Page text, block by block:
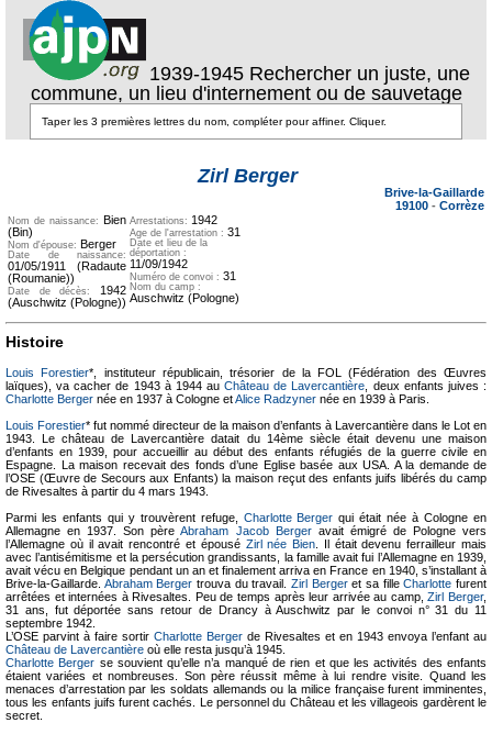
1939-1945 Rechercher un juste, une
commune, un lieu d'internement ou de sauvetage
Zirl Berger
Brive-la-Gaillarde
19100 - Corrèze
Nom de naissance: Bien
(Bin)
Nom d'épouse: Berger
Date de naissance:
01/05/1911 (Radaute
(Roumanie))
Date de décès: 1942
(Auschwitz (Pologne))
Arrestations: 1942
Age de l'arrestation : 31
Date et lieu de la
déportation :
11/09/1942
Numéro de convoi : 31
Nom du camp :
Auschwitz (Pologne)
Histoire
Louis Forestier*, instituteur républicain, trésorier de la FOL (Fédération des Œuvres
laïques), va cacher de 1943 à 1944 auChâteau de Lavercantière , deux enfants juives :
Charlotte Berger née en 1937 à Cologne etAlice Radzyner née en 1939 à Paris.
Louis Forestier* fut nommé directeur de la maison d’enfants à Lavercantière dans le Lot en
1943. Le château de Lavercantière datait du 14ème siècle était devenu une maison
d’enfants en 1939, pour accueillir au début des enfants réfugiés de la guerre civile en
Espagne. La maison recevait des fonds d’une Eglise basée aux USA. A la demande de
l’OSE (Œuvre de Secours aux Enfants) la maison reçut des enfants juifs libérés du camp
de Rivesaltes à partir du 4 mars 1943.
Parmi les enfants qui y trouvèrent refuge, Charlotte Berger qui était née à Cologne en
Allemagne en 1937. Son pèreAbraham Jacob Bergeravait émigré de Pologne vers
l’Allemagne où il avait rencontré et épousé Zirl née Bien . Il était devenu ferrailleur mais
avec l’antisémitisme et la persécution grandissants, la famille avait fui l’Allemagne en 1939,
avait vécu en Belgique pendant un an et finalement arriva en France en 1940, s’installant à
Brive-la-Gaillarde. Abraham Berger trouva du travail.Zirl Bergeret sa filleCharlotte furent
arrêtées et internées à Rivesaltes. Peu de temps après leur arrivée au camp,Zirl Berger,
31 ans, fut déportée sans retour de Drancy à Auschwitz par le convoi n° 31 du 11
septembre 1942.
L’OSE parvint à faire sortir Charlotte Berger de Rivesaltes et en 1943 envoya l’enfant au
Château de Lavercantière où elle resta jusqu’à 1945.
Charlotte Berger se souvient qu’elle n’a manqué de rien et que les activités des enfants
étaient variées et nombreuses. Son père réussit même à lui rendre visite. Quand les
menaces d’arrestation par les soldats allemands ou la milice française furent imminentes,
tous les enfants juifs furent cachés. Le personnel du Château et les villageois gardèrent le
secret.